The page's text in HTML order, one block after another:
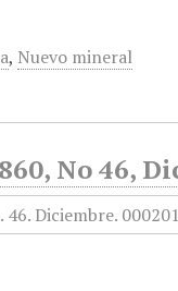
, Nuevo mineral
No 46,